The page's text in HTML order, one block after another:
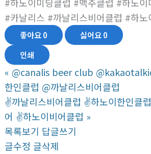
#카날리스 #까날리스비어클럽 #하
좋아요0 싫어요0
인쇄
« @canalis beer club
한인클럽 @까날리스비어클럽
✌까날리스비어클럽 ✌하노이한인
어 ‍‍✌하노이비어클럽 »
목록보기 답글쓰기
글수정 글삭제